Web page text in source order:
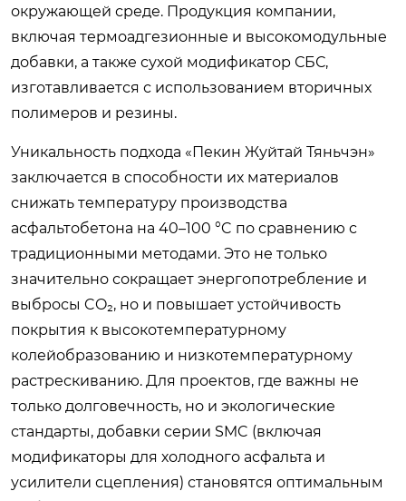
окружающей среде. Продукция компании,
включая термоадгезионные и высокомодульные
добавки, а также сухой модификатор СБС,
изготавливается с использованием вторичных
полимеров и резины.
Уникальность подхода «Пекин Жуйтай Тяньчэн»
заключается в способности их материалов
снижать температуру производства
асфальтобетона на 40–100 °C по сравнению с
традиционными методами. Это не только
значительно сокращает энергопотребление и
выбросы CO₂, но и повышает устойчивость
покрытия к высокотемпературному
колейобразованию и низкотемпературному
растрескиванию. Для проектов, где важны не
только долговечность, но и экологические
стандарты, добавки серии SMC (включая
модификаторы для холодного асфальта и
усилители сцепления) становятся оптимальным